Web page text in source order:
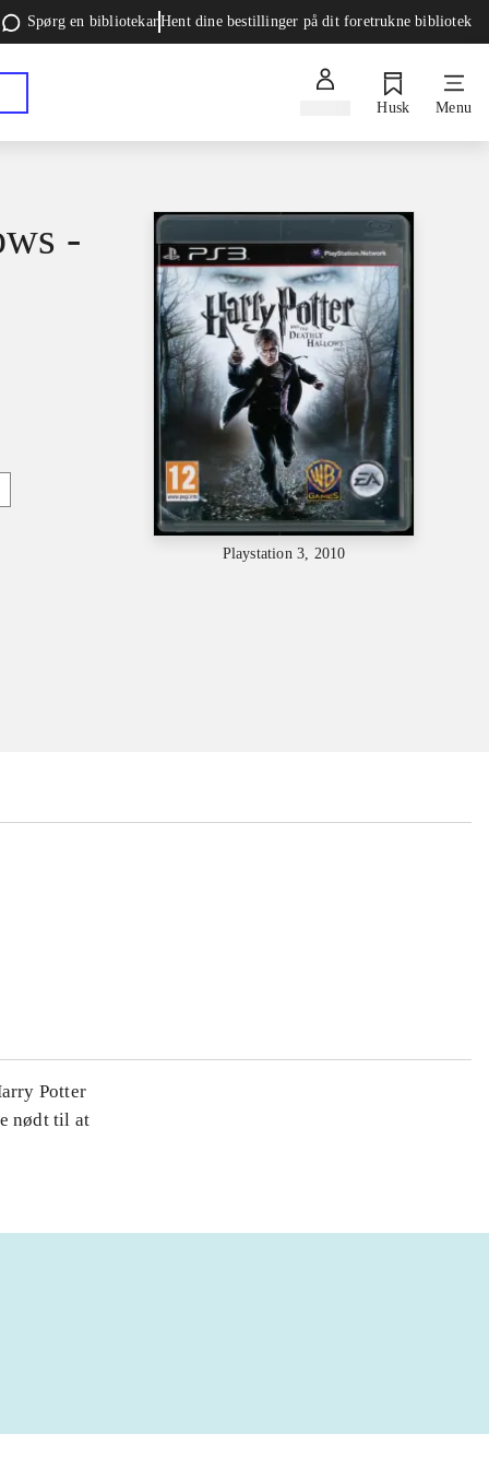
Spørg en bibliotekarHent dine bestillinger på dit foretrukne bibliotek
Husk Menu
Playstation 3, 2010
-
Potter
nødt til at